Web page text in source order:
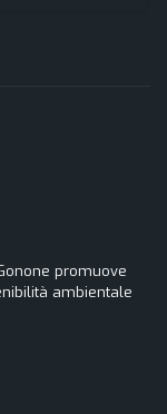
promuove
ambientale